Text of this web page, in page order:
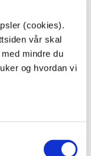
(cookies).
vår skal
mindre du
og hvordan vi
her